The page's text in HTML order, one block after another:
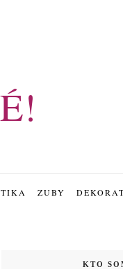
ZUBY
KTO